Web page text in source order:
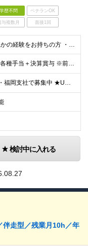
学歴不問 ベテランOK
与複数月 面接1回
■学歴不問 ■以下いずれかの経験をお持ちの方 ・法人営業経験がある方(最低1年以上) ・不動産業界経験がある方（業界経験があれば、営業未経験でもOK） ～このような方にオススメです～ ◎最新技術や新
月給35万円～60万円＋各種手当＋決算賞与 ※前職給与や経験・スキルを考慮の上、決定いたします。 ※3ヶ月の試用期間あり（期間中は契約社員雇用、給与等条件の変動なし）。 ※年齢や入社年数に関係なく、
★転勤なし／東京本社・福岡支社で募集中 ★U・Iターン歓迎 ▼東京本社 東京都港区芝浦2-17-12 第四田町ビル2F/3F ▼福岡支店 福岡県福岡市博多区博多駅東2-9-5 池松ビル3F/4F
検討中に入れる
伴走型／残業月10h／年